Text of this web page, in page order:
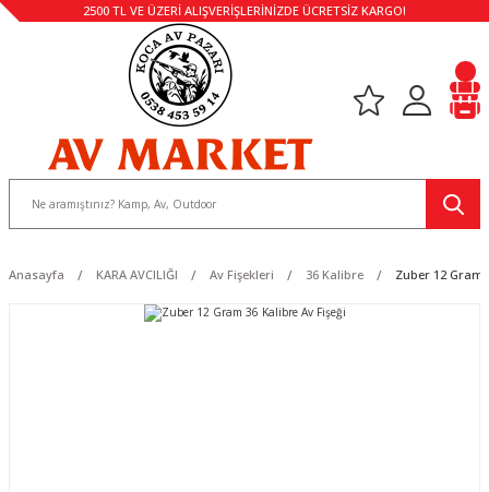
2500 TL VE ÜZERİ ALIŞVERİŞLERİNİZDE ÜCRETSİZ KARGO!
Anasayfa KARA AVCILIĞI Av Fişekleri 36 Kalibre Zuber 12 Gram